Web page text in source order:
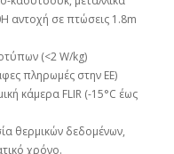
αντοχή σε πτώσεις 1.8m
(<2 W/kg)
πληρωμές στην ΕΕ)
κάμερα FLIR (-15°C έως
θερμικών δεδομένων,
χρόνο.